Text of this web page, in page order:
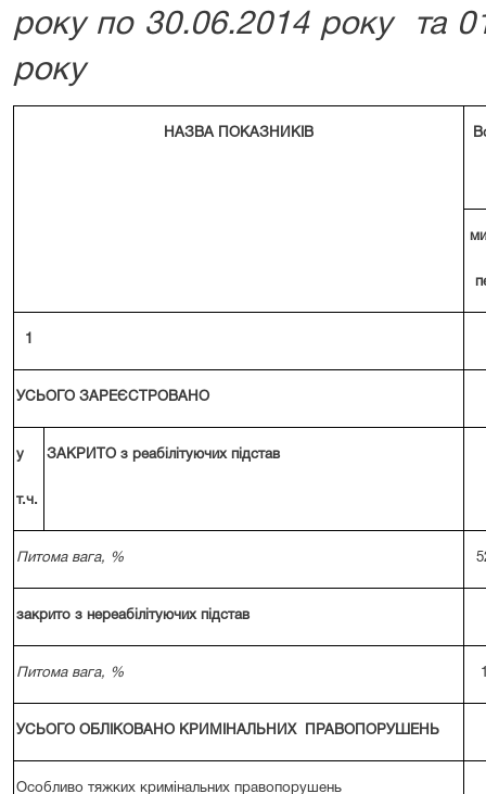
року по 30.06.2014 року та
року
НАЗВА ПОКАЗНИКІВ
1
УСЬОГО ЗАРЕЄСТРОВАНО
у
т.ч.
ЗАКРИТО з реабілітуючих підстав
Питома вага, %
закрито з нереабілітуючих підстав
Питома вага, %
УСЬОГО ОБЛІКОВАНО КРИМІНАЛЬНИХ ПРАВОПОРУШЕНЬ
Особливо тяжких кримінальних правопорушень